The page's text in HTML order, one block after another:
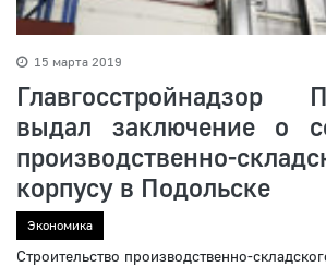
15 марта 2019
Главгосстройнадзор
выдал заключение о
производственно-
корпусу в Подольске
Экономика
Строительство производственно-